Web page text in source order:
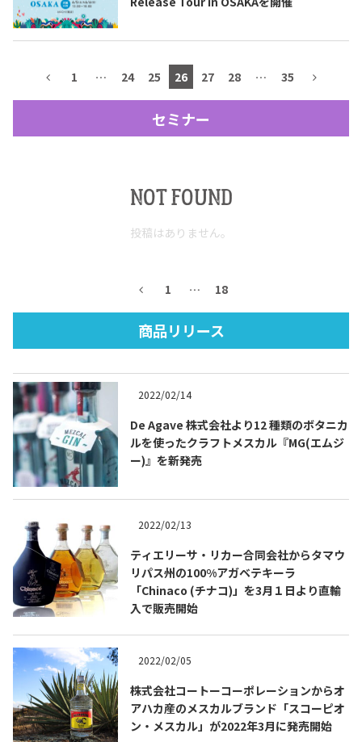
トピックス一覧
Topics List
お問合せ テキーラ・メスカルが飲める
バー＆レストラン
Bar & Restaurant
TEQUILA JOURNAL
About テキーラとは
テキーラの飲み方
メキシコ料理 メキシコ旅行
1 … 24 25 26 27 28 … 35
セミナー
NOT FOUND
投稿はありません。
1 … 18
商品リリース
2022/02/14
De Agave 株式会社より12 種類のボタニカ
ルを使ったクラフトメスカル『MG(エムジ
ー)』を新発売
2022/02/13
ティエリーサ・リカー合同会社からタマウ
リパス州の100%アガベテキーラ
「Chinaco (チナコ)」を3月１日より直輸
入で販売開始
2022/02/05
株式会社コートーコーポレーションからオ
アハカ産のメスカルブランド「スコーピオ
ン・メスカル」が2022年3月に発売開始